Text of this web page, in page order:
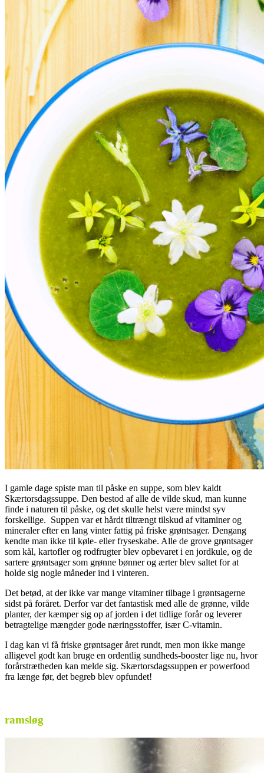
I gamle dage spiste man til påske en suppe, som blev kaldt
Skærtorsdagssuppe. Den bestod af alle de vilde skud, man kunne
finde i naturen til påske, og det skulle helst være mindst syv
forskellige. Suppen var et hårdt tiltrængt tilskud af vitaminer og
mineraler efter en lang vinter fattig på friske grøntsager. Dengang
kendte man ikke til køle- eller fryseskabe. Alle de grove grøntsager
som kål, kartofler og rodfrugter blev opbevaret i en jordkule, og de
sartere grøntsager som grønne bønner og ærter blev saltet for at
holde sig nogle måneder ind i vinteren.
Det betød, at der ikke var mange vitaminer tilbage i grøntsagerne
sidst på foråret. Derfor var det fantastisk med alle de grønne, vilde
planter, der kæmper sig op af jorden i det tidlige forår og leverer
betragtelige mængder gode næringsstoffer, især C-vitamin.
I dag kan vi få friske grøntsager året rundt, men mon ikke mange
alligevel godt kan bruge en ordentlig sundheds-booster lige nu, hvor
forårstrætheden kan melde sig. Skærtorsdagssuppen er powerfood
fra længe før, det begreb blev opfundet!
ramsløg